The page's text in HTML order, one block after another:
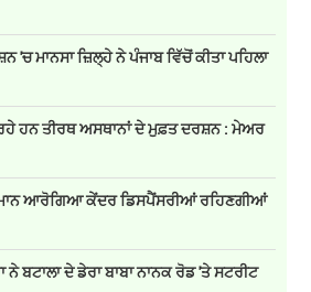
'ਚ ਮਾਨਸਾ ਜ਼ਿਲ੍ਹੇ ਨੇ ਪੰਜਾਬ ਵਿੱਚੋਂ ਕੀਤਾ ਪਹਿਲਾ
ਹਨ ਤੀਰਥ ਅਸਥਾਨਾਂ ਦੇ ਮੁਫ਼ਤ ਦਰਸ਼ਨ : ਮੇਅਰ
ਆਰੋਗਿਆ ਕੇਂਦਰ ਡਿਸਪੈਂਸਰੀਆਂ ਰਹਿਣਗੀਆਂ
ਬਟਾਲਾ ਦੇ ਡੇਰਾ ਬਾਬਾ ਨਾਨਕ ਰੋਡ 'ਤੇ ਸਟਰੀਟ